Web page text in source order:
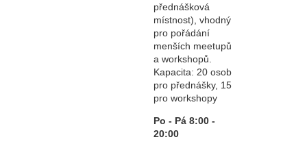
přednášková
místnost), vhodný
pro pořádání
menších meetupů
a workshopů.
Kapacita: 20 osob
pro přednášky, 15
pro workshopy
Po - Pá 8:00 -
20:00